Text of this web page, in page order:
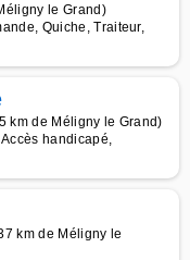
le Grand)
Quiche, Traiteur,
km de Méligny le Grand)
handicapé,
km de Méligny le